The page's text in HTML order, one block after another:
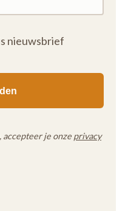
nieuwsbrief
je onze privacy